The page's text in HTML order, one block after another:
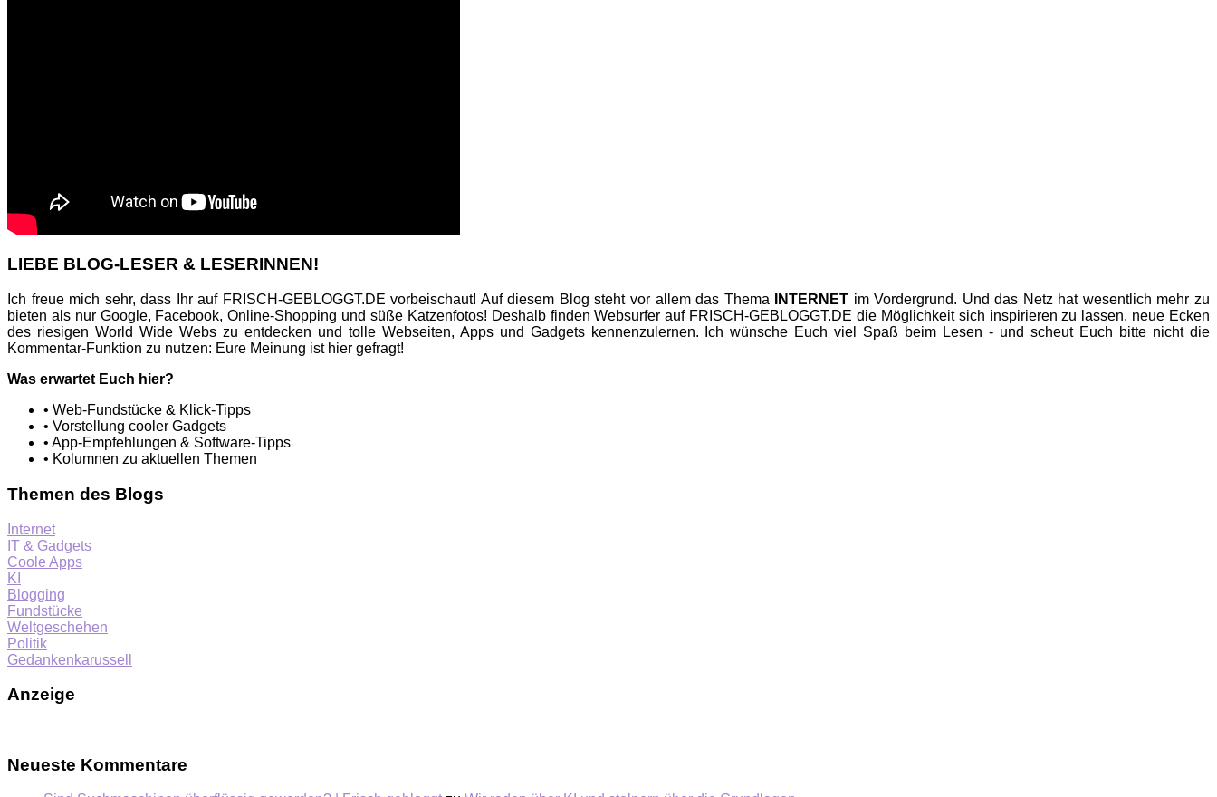
LIEBE BLOG-LESER & LESERINNEN!
Ich freue mich sehr, dass Ihr auf FRISCH-GEBLOGGT.DE vorbeischaut! Auf diesem Blog steht vor allem das Thema INTERNET im Vordergrund. Und das Netz hat wesentlich mehr zu
bieten als nur Google, Facebook, Online-Shopping und süße Katzenfotos! Deshalb finden Websurfer auf FRISCH-GEBLOGGT.DE die Möglichkeit sich inspirieren zu lassen, neue Ecken
des riesigen World Wide Webs zu entdecken und tolle Webseiten, Apps und Gadgets kennenzulernen. Ich wünsche Euch viel Spaß beim Lesen - und scheut Euch bitte nicht die
Kommentar-Funktion zu nutzen: Eure Meinung ist hier gefragt!
Was erwartet Euch hier?
• Web-Fundstücke & Klick-Tipps
• Vorstellung cooler Gadgets
• App-Empfehlungen & Software-Tipps
• Kolumnen zu aktuellen Themen
Themen des Blogs
Internet
IT & Gadgets
Coole Apps
KI
Blogging
Fundstücke
Weltgeschehen
Politik
Gedankenkarussell
Anzeige
Neueste Kommentare